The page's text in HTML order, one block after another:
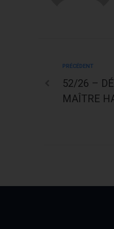
PRÉCÉDENT
52/26 –
MAÎTRE